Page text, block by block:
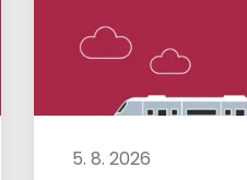
5. 8. 2026